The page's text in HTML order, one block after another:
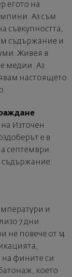
егото на
Аз съм
съвкупността,
съдържание и
Живея в
медии. Аз
настоящето
Източен
е в
септември.
съдържание:
и
7 дни.
не повече от 14
фините си
което